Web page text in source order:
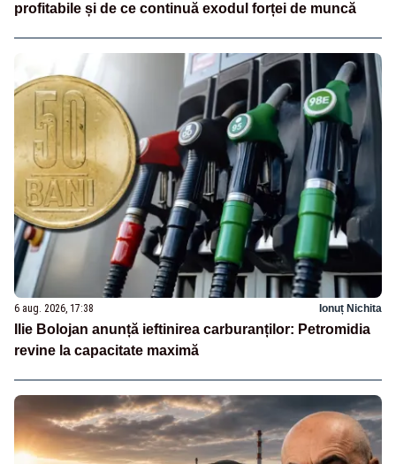
profitabile și de ce continuă exodul forței de muncă
6 aug. 2026, 17:38 Ionuț Nichita
Ilie Bolojan anunță ieftinirea carburanților: Petromidia
revine la capacitate maximă